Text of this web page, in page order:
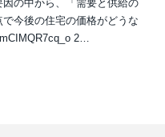
の中から、「需要と供給の
今後の住宅の価格がどうな
2…